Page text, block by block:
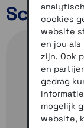
cookies
website
en jou
zijn. Ook
en
gedrag
mogelijk
website,